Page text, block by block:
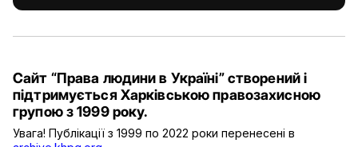
Сайт “Права людини в Україні” створений і
підтримується Харківською правозахисною
групою з 1999 року.
Увага! Публікації з 1999 по 2022 роки перенесені в